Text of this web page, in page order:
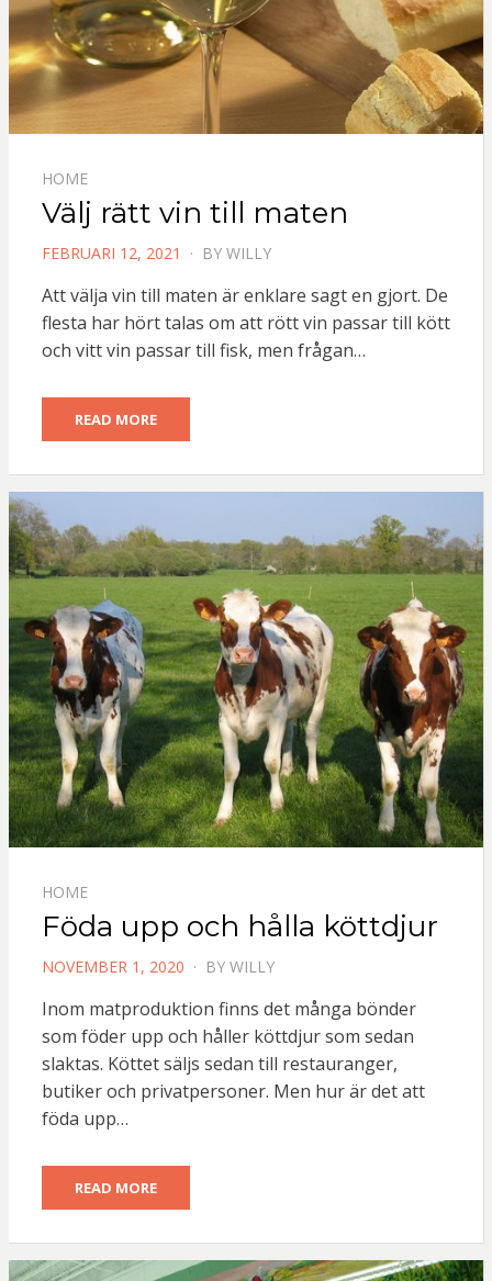
HOME
Välj rätt vin till maten
POSTED
FEBRUARI 12, 2021 BY WILLY
Att välja vin till maten är enklare sagt en gjort. De
flesta har hört talas om att rött vin passar till kött
och vitt vin passar till fisk, men frågan…
READ MORE
HOME
Föda upp och hålla köttdjur
POSTED
NOVEMBER 1, 2020 BY WILLY
Inom matproduktion finns det många bönder
som föder upp och håller köttdjur som sedan
slaktas. Köttet säljs sedan till restauranger,
butiker och privatpersoner. Men hur är det att
föda upp…
READ MORE